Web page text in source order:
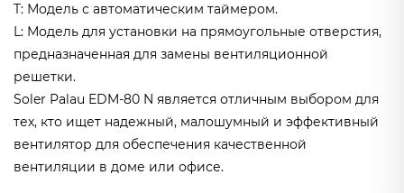
T: Модель с автоматическим таймером.
L: Модель для установки на прямоугольные отверстия,
предназначенная для замены вентиляционной
решетки.
Soler Palau EDM-80 N является отличным выбором для
тех, кто ищет надежный, малошумный и эффективный
вентилятор для обеспечения качественной
вентиляции в доме или офисе.